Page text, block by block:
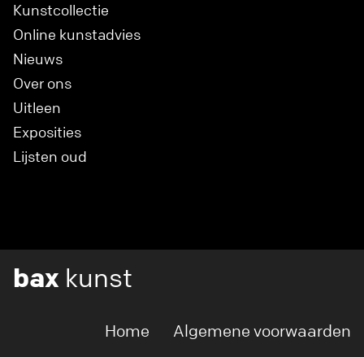
Kunstcollectie
Online kunstadvies
Nieuws
Over ons
Uitleen
Exposities
Lijsten oud
bax kunst
Home Algemene voorwaarden